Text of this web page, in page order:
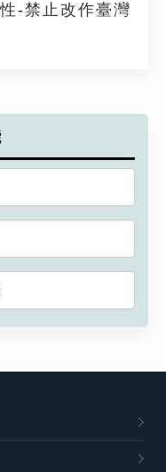
-禁止改作臺灣